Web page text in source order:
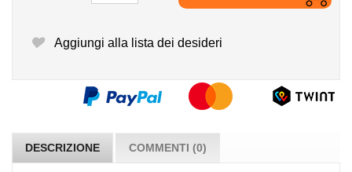
Aggiungi alla lista dei desideri
DESCRIZIONE COMMENTI (0)